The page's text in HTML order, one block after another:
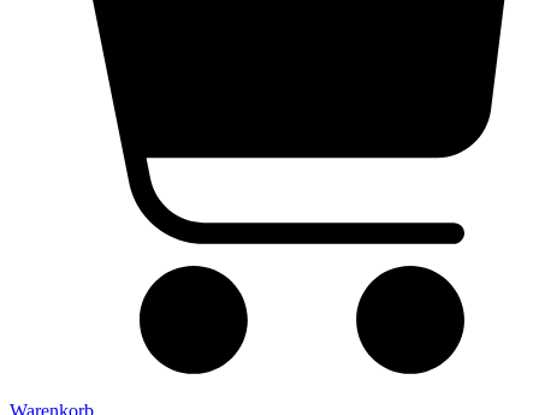
Warenkorb